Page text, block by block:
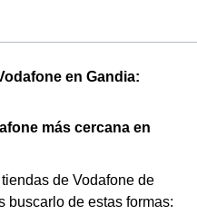
en Gandia:
más cercana en
de Vodafone de
buscarlo de estas formas: